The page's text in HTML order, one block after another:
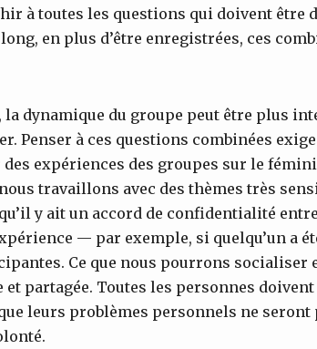
à toutes les questions qui doivent être
en plus d’être enregistrées, ces
dynamique du groupe peut être plus
Penser à ces questions combinées
expériences des groupes sur le
travaillons avec des thèmes très
y ait un accord de confidentialité
— par exemple, si quelqu’un a
Ce que nous pourrons socialiser
et partagée. Toutes les personnes
leurs problèmes personnels ne seront